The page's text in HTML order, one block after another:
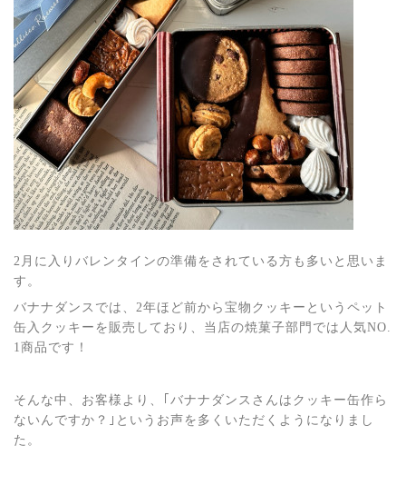
2 月に入りバレンタインの準備をされている方も多いと思いま
す。
バナナダンスでは、 2年ほど前から宝物クッキーというペット
缶入クッキーを販売しており、当店の焼菓子部門では人気NO.
1商品です！
そんな中、お客様より、｢バナナダンスさんはクッキー缶作ら
ないんですか？｣というお声を多くいただくようになりまし
た。